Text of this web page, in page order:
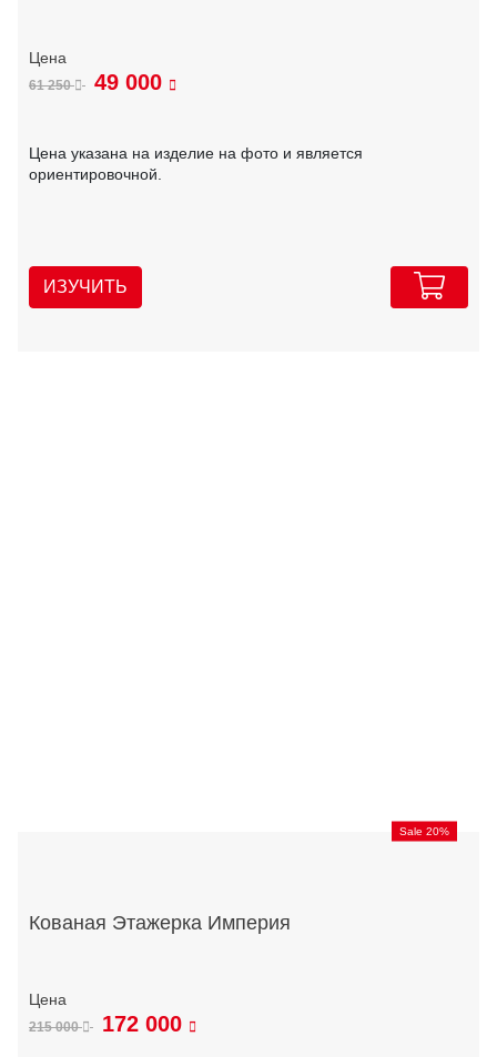
61 250 49 000
Цена указана на изделие на фото и является
ориентировочной.
ИЗУЧИТЬ
Sale 20%
Кованая Этажерка Империя
215 000 172 000